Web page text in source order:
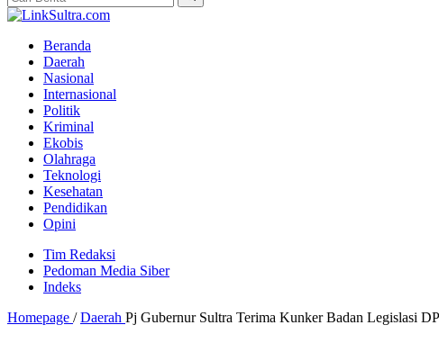
Beranda
Daerah
Nasional
Internasional
Politik
Kriminal
Ekobis
Olahraga
Teknologi
Kesehatan
Pendidikan
Opini
Tim Redaksi
Pedoman Media Siber
Indeks
Homepage / Daerah Pj Gubernur Sultra Terima Kunker Badan Legislasi